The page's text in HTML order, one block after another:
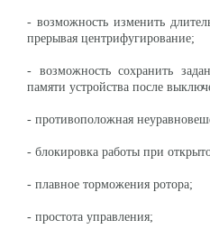
- возможность изменить
прерывая центрифугирование;
- возможность сохранить
памяти устройства после
- противоположная
- блокировка работы при
- плавное торможения ротора;
- простота управления;